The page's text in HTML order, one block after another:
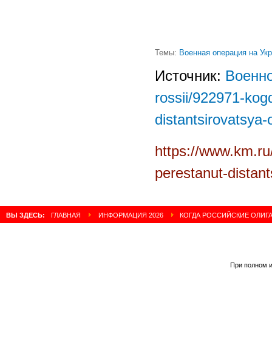
Темы: Военная операция на
Источник:
rossii/922971-
distantsirovatsya-
https://
perestanut-
ВЫ ЗДЕСЬ: ГЛАВНАЯ ИНФОРМАЦИЯ 2026 КОГДА РОССИЙСКИЕ
При полном